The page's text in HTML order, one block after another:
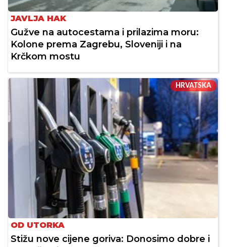
JAVLJA HAK
Gužve na autocestama i prilazima moru:
Kolone prema Zagrebu, Sloveniji i na
Krčkom mostu
HRVATSKA
OD UTORKA
Stižu nove cijene goriva: Donosimo dobre i